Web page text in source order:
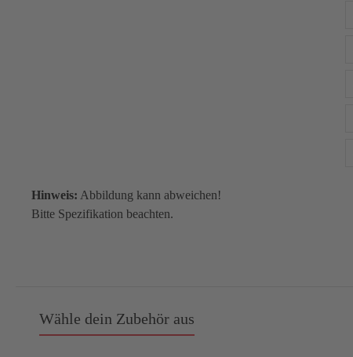
Hinweis: Abbildung kann abweichen!
Bitte Spezifikation beachten.
Wähle dein Zubehör aus